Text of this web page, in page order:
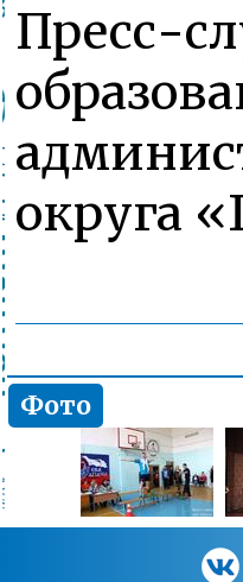
Пресс-
округа
Фото